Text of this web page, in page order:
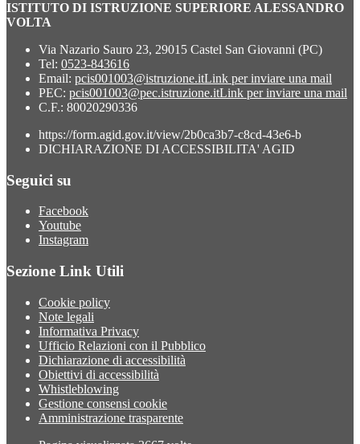
ISTITUTO DI ISTRUZIONE SUPERIORE ALESSANDRO
VOLTA
Via Nazario Sauro 23, 29015 Castel San Giovanni (PC)
Tel: 0523-843616
Email: pcis001003@istruzione.itLink per inviare una mail
PEC: pcis001003@pec.istruzione.itLink per inviare una mail
C.F.: 80020290336
https://form.agid.gov.it/view/2b0ca3b7-c8cd-43e6-b
DICHIARAZIONE DI ACCESSIBILITA' AGID
Seguici su
Facebook
Youtube
Instagram
Sezione Link Utili
Cookie policy
Note legali
Informativa Privacy
Ufficio Relazioni con il Pubblico
Dichiarazione di accessibilità
Obiettivi di accessibilità
Whistleblowing
Gestione consensi cookie
Amministrazione trasparente